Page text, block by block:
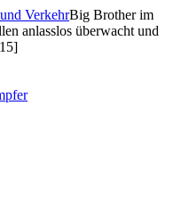
VerkehrBig Brother im
anlasslos überwacht und